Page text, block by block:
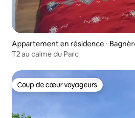
Appartement en résidence ⋅
chon
T2 au calme du Parc
Coup de cœur voyageurs
Coup de cœur voyageurs